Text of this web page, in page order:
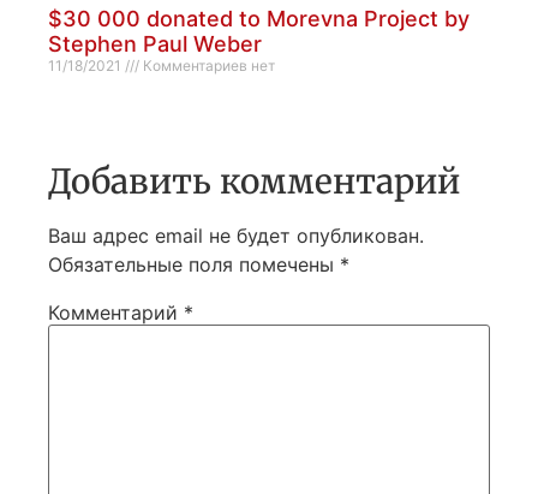
$30 000 donated to Morevna Project by
Stephen Paul Weber
11/18/2021 Комментариев нет
Добавить комментарий
Ваш адрес email не будет опубликован.
Обязательные поля помечены *
Комментарий *